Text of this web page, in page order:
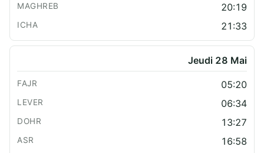
20:19
21:33
Jeudi 28 Mai
05:20
06:34
13:27
16:58